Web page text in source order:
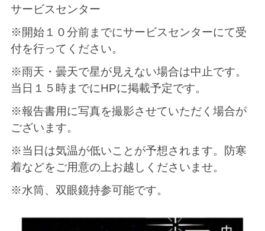
サービスセンター
※開始１０分前までにサービスセンターにて受
付を行ってください。
※雨天・曇天で星が見えない場合は中止です。
当日１５時までにHPに掲載予定です。
※報告書用に写真を撮影させていただく場合が
ございます。
※当日は気温が低いことが予想されます。防寒
着などをご用意の上お越しくださいませ。
※水筒、双眼鏡持参可能です。